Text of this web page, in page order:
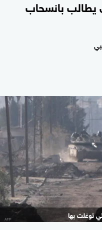
يطالب بانسحاب
توغلت بها